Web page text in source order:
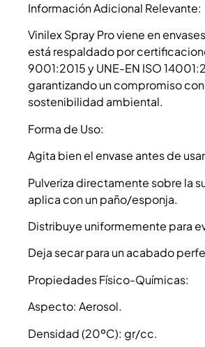
Información Adicional Relevante:
Vinilex Spray Pro viene en
está respaldado por
9001:2015 y UNE-EN ISO
garantizando un compromiso
sostenibilidad ambiental.
Forma de Uso:
Agita bien el envase antes de
Pulveriza directamente sobre la
aplica con un paño/esponja.
Distribuye uniformemente para
Deja secar para un acabado
Propiedades Físico-Químicas:
Aspecto: Aerosol.
Densidad (20ºC): gr/cc.